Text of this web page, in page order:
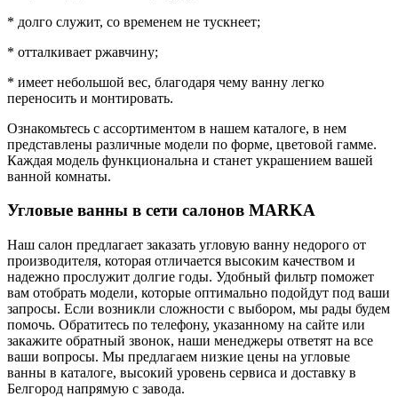
* долго служит, со временем не тускнеет;
* отталкивает ржавчину;
* имеет небольшой вес, благодаря чему ванну легко
переносить и монтировать.
Ознакомьтесь с ассортиментом в нашем каталоге, в нем
представлены различные модели по форме, цветовой гамме.
Каждая модель функциональна и станет украшением вашей
ванной комнаты.
Угловые ванны в сети салонов MARKA
Наш салон предлагает заказать угловую ванну недорого от
производителя, которая отличается высоким качеством и
надежно прослужит долгие годы. Удобный фильтр поможет
вам отобрать модели, которые оптимально подойдут под ваши
запросы. Если возникли сложности с выбором, мы рады будем
помочь. Обратитесь по телефону, указанному на сайте или
закажите обратный звонок, наши менеджеры ответят на все
ваши вопросы. Мы предлагаем низкие цены на угловые
ванны в каталоге, высокий уровень сервиса и доставку в
Белгород напрямую с завода.